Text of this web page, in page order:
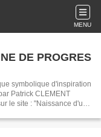
MENU
DE PROGRES
symbolique d'inspiration
Patrick CLEMENT
le site : "Naissance d'un
DICTUS PUBLISHING)